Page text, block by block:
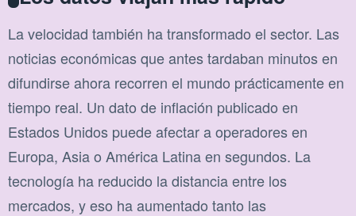
La velocidad también ha transformado el sector. Las
noticias económicas que antes tardaban minutos en
difundirse ahora recorren el mundo prácticamente en
tiempo real. Un dato de inflación publicado en
Estados Unidos puede afectar a operadores en
Europa, Asia o América Latina en segundos. La
tecnología ha reducido la distancia entre los
mercados, y eso ha aumentado tanto las